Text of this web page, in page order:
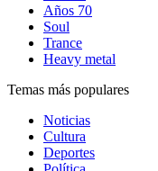
Años 70
Soul
Trance
Heavy metal
Temas más populares
Noticias
Cultura
Deportes